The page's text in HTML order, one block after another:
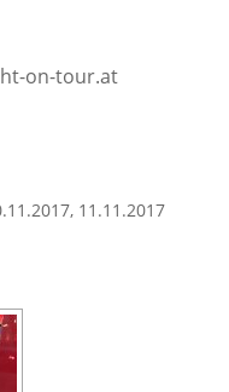
on-tour.at
11.11.2017